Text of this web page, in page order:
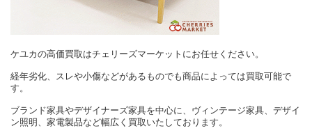
ケユカの高価買取はチェリーズマーケットにお任せください。
経年劣化、スレや小傷などがあるものでも商品によっては買取可能で
す。
ブランド家具やデザイナーズ家具を中心に、ヴィンテージ家具、デザイ
ン照明、家電製品など幅広く買取いたしております。